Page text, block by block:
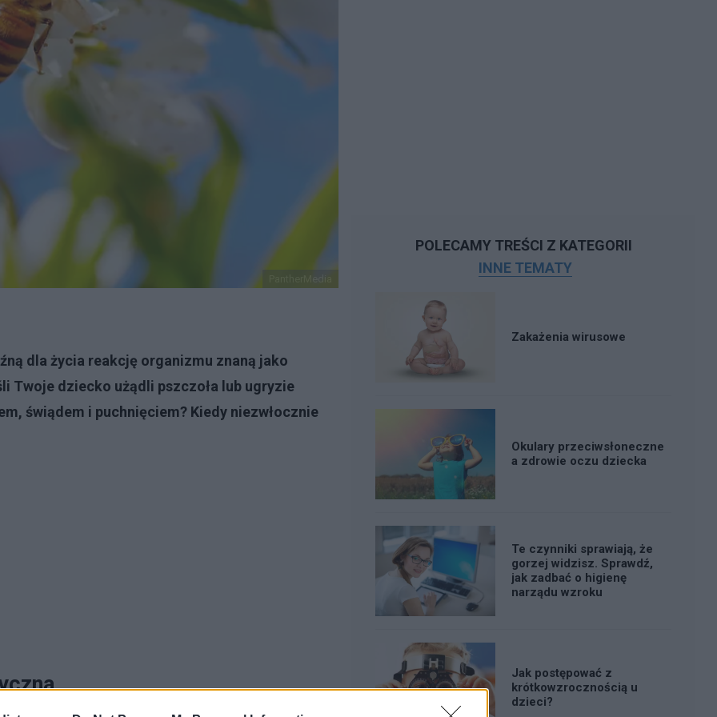
dla życia reakcję organizmu znaną jako
Twoje dziecko użądli pszczoła lub ugryzie
świądem i puchnięciem? Kiedy niezwłocznie
POLECAMY TREŚCI Z KATEGORII
INNE TEMATY
Zakażenia wirusowe
Okulary przeciwsłoneczne
a zdrowie oczu dziecka
Te czynniki sprawiają, że
gorzej widzisz. Sprawdź,
jak zadbać o higienę
narządu wzroku
Jak postępować z
krótkowzrocznością u
dzieci?